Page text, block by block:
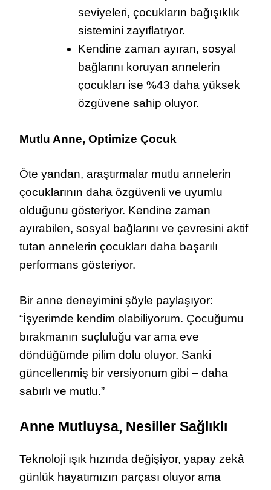
seviyeleri, çocukların bağışıklık
sistemini zayıflatıyor.
Kendine zaman ayıran, sosyal
bağlarını koruyan annelerin
çocukları ise %43 daha yüksek
özgüvene sahip oluyor.
Mutlu Anne, Optimize Çocuk
Öte yandan, araştırmalar mutlu annelerin
çocuklarının daha özgüvenli ve uyumlu
olduğunu gösteriyor. Kendine zaman
ayırabilen, sosyal bağlarını ve çevresini aktif
tutan annelerin çocukları daha başarılı
performans gösteriyor.
Bir anne deneyimini şöyle paylaşıyor:
“İşyerimde kendim olabiliyorum. Çocuğumu
bırakmanın suçluluğu var ama eve
döndüğümde pilim dolu oluyor. Sanki
güncellenmiş bir versiyonum gibi – daha
sabırlı ve mutlu.”
Anne Mutluysa, Nesiller Sağlıklı
Teknoloji ışık hızında değişiyor, yapay zekâ
günlük hayatımızın parçası oluyor ama